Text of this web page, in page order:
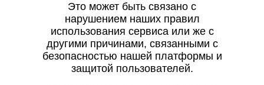
Это может быть связано с
нарушением наших правил
использования сервиса или же с
другими причинами, связанными с
безопасностью нашей платформы и
защитой пользователей.